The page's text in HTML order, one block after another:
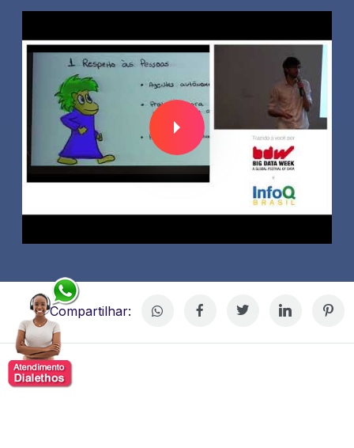
Compartilhar: